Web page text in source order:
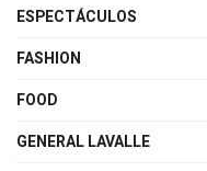
ESPECTÁCULOS
FASHION
FOOD
GENERAL LAVALLE